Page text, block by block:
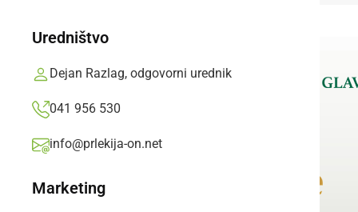
Uredništvo
Dejan Razlag, odgovorni urednik
041 956 530
info@prlekija-on.net
Marketing